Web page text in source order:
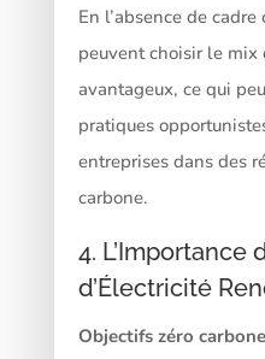
En l’absence de
peuvent choisir le mix
avantageux, ce qui
pratiques
entreprises dans des
carbone.
4. L’Importance
d’Électricité
Objectifs zéro carbone